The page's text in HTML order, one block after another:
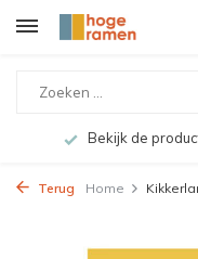
Bekijk de
Terug Home